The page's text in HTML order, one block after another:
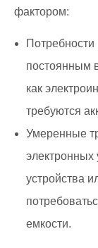
фактором:
постоянным
как
требуются
Умеренные
электронных
устройства
емкости.